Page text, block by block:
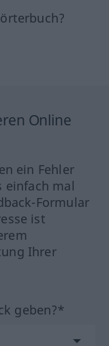
Online
ein Fehler
einfach mal
Formular
ist
Ihrer
geben?*